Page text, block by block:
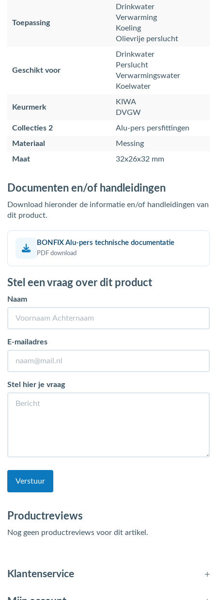
Toepassing
Drinkwater
Verwarming
Koeling
Olievrije perslucht
Geschikt voor
Drinkwater
Perslucht
Verwarmingswater
Koelwater
Keurmerk
KIWA
DVGW
Collecties 2
Alu-pers persfittingen
Materiaal
Messing
Maat
32x26x32 mm
Documenten en/of handleidingen
Download hieronder de informatie en/of handleidingen van
dit product.
BONFIX Alu-pers technische documentatie
PDF download
Stel een vraag over dit product
Naam
E-mailadres
Stel hier je vraag
Verstuur
Productreviews
Nog geen productreviews voor dit artikel.
Klantenservice